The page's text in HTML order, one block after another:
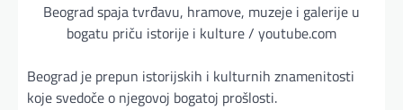
Beograd spaja tvrđavu, hramove, muzeje i galerije u
bogatu priču istorije i kulture / youtube.com
Beograd je prepun istorijskih i kulturnih znamenitosti
koje svedoče o njegovoj bogatoj prošlosti.